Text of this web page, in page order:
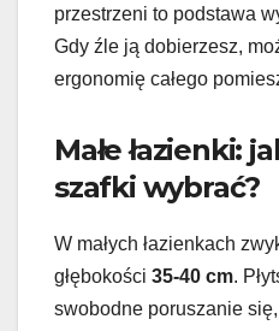
przestrzeni to podstawa
Gdy źle ją dobierzesz,
ergonomię całego
Małe łazienki:
szafki wybrać?
W małych łazienkach
głębokości 35-40 cm.
swobodne poruszanie